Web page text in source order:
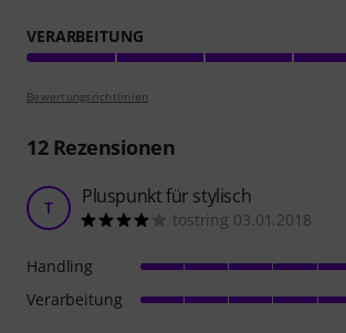
VERARBEITUNG
Bewertungsrichtlinien
12Rezensionen
T Pluspunkt für stylisch
tostring 03.01.2018
Handling
Verarbeitung